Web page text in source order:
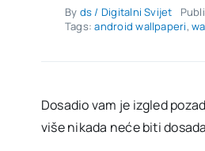
By ds / Digitalni Svijet
Tags:android wallpaperi,
Dosadio vam je izgled
više nikada neće biti